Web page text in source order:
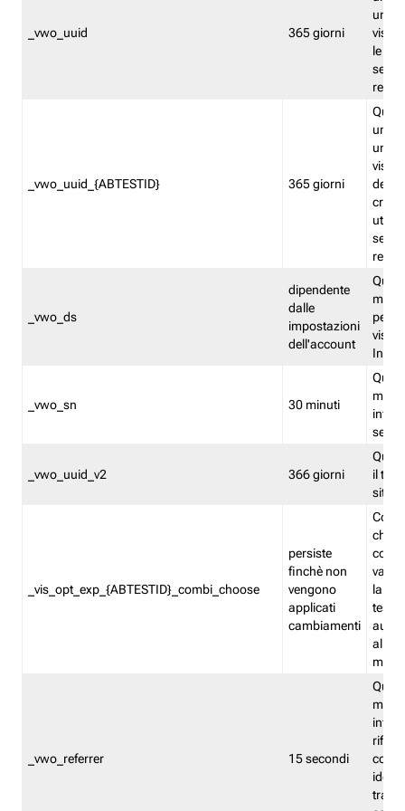
_vwo_uuid 365 giorni
le
_vwo_uuid_{ABTESTID} 365 giorni
un
del
_vwo_ds
dipendente
dalle
impostazioni
dell'account
_vwo_sn 30 minuti
_vwo_uuid_v2 366 giorni
il
sito
_vis_opt_exp_{ABTESTID}_combi_choose
persiste
finchè non
vengono
applicati
cambiamenti
che
la
test.
_vwo_referrer 15 secondi